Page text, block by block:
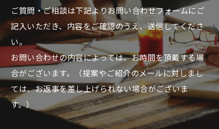
ご質問・ご相談は下記よりお問い合わせフォームにご
記入いただき、内容をご確認のうえ、送信してくださ
い。
お問い合わせの内容によっては、お時間を頂戴する場
合がございます。
（提案やご紹介のメールに対しまし
ては、お返事を差し上げられない場合がございま
す。）